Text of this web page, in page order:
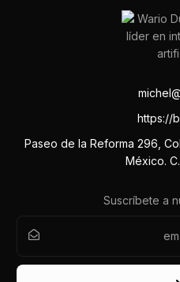
https://
Paseo de la Reforma 296,
México.
Suscríbete a